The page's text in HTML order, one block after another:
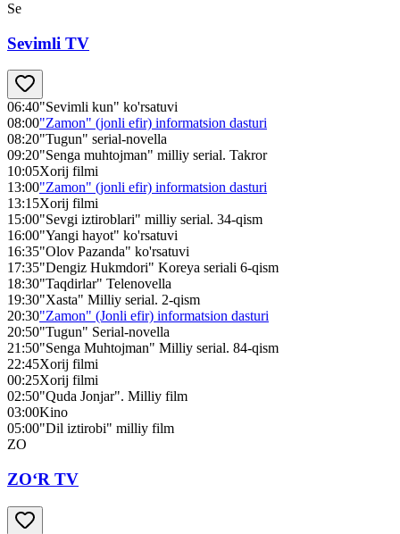
Se
Sevimli TV
06:40"Sevimli kun" ko'rsatuvi
08:00"Zamon" (jonli efir) informatsion dasturi
08:20"Tugun" serial-novella
09:20"Senga muhtojman" milliy serial. Takror
10:05Xorij filmi
13:00"Zamon" (jonli efir) informatsion dasturi
13:15Xorij filmi
15:00"Sevgi iztiroblari" milliy serial. 34-qism
16:00"Yangi hayot" ko'rsatuvi
16:35"Olov Pazanda" ko'rsatuvi
17:35"Dengiz Hukmdori" Koreya seriali 6-qism
18:30"Taqdirlar" Telenovella
19:30"Xasta" Milliy serial. 2-qism
20:30"Zamon" (Jonli efir) informatsion dasturi
20:50"Tugun" Serial-novella
21:50"Senga Muhtojman" Milliy serial. 84-qism
22:45Xorij filmi
00:25Xorij filmi
02:50"Quda Jonjar". Milliy film
03:00Kino
05:00"Dil iztirobi" milliy film
ZO
ZO‘R TV